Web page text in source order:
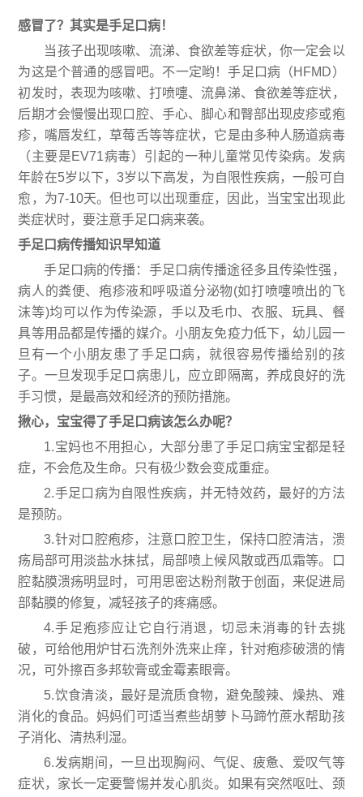
感冒了？其实是手足口病！
当孩子出现咳嗽、流涕、食欲差等症状，你一定会以
为这是个普通的感冒吧。不一定哟！手足口病（HFMD）
初发时，表现为咳嗽、打喷嚏、流鼻涕、食欲差等症状，
后期才会慢慢出现口腔、手心、脚心和臀部出现皮疹或疱
疹，嘴唇发红，草莓舌等等症状，它是由多种人肠道病毒
（主要是EV71病毒）引起的一种儿童常见传染病。发病
年龄在5岁以下，3岁以下高发，为自限性疾病，一般可自
愈，为7-10天。但也可以出现重症，因此，当宝宝出现此
类症状时，要注意手足口病来袭。
手足口病传播知识早知道
手足口病的传播：手足口病传播途径多且传染性强，
病人的粪便、疱疹液和呼吸道分泌物(如打喷嚏喷出的飞
沫等)均可以作为传染源，手以及毛巾、衣服、玩具、餐
具等用品都是传播的媒介。小朋友免疫力低下，幼儿园一
旦有一个小朋友患了手足口病，就很容易传播给别的孩
子。一旦发现手足口病患儿，应立即隔离，养成良好的洗
手习惯，是最高效和经济的预防措施。
揪心，宝宝得了手足口病该怎么办呢？
1.宝妈也不用担心，大部分患了手足口病宝宝都是轻
症，不会危及生命。只有极少数会变成重症。
2.手足口病为自限性疾病，并无特效药，最好的方法
是预防。
3.针对口腔疱疹，注意口腔卫生，保持口腔清洁，溃
疡局部可用淡盐水抹拭，局部喷上候风散或西瓜霜等。口
腔黏膜溃疡明显时，可用思密达粉剂散于创面，来促进局
部黏膜的修复，减轻孩子的疼痛感。
4.手足疱疹应让它自行消退，切忌未消毒的针去挑
破，可给他用炉甘石洗剂外洗来止痒，针对疱疹破溃的情
况，可外擦百多邦软膏或金霉素眼膏。
5.饮食清淡，最好是流质食物，避免酸辣、燥热、难
消化的食品。妈妈们可适当煮些胡萝卜马蹄竹蔗水帮助孩
子消化、清热利湿。
6.发病期间，一旦出现胸闷、气促、疲惫、爱叹气等
症状，家长一定要警惕并发心肌炎。如果有突然呕吐、颈